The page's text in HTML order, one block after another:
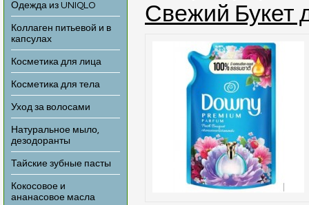
Одежда из UNIQLO
Коллаген питьевой и в
капсулах
Косметика для лица
Косметика для тела
Уход за волосами
Натуральное мыло,
дезодоранты
Тайские зубные пасты
Кокосовое и
ананасовое масла
Свежий Букет